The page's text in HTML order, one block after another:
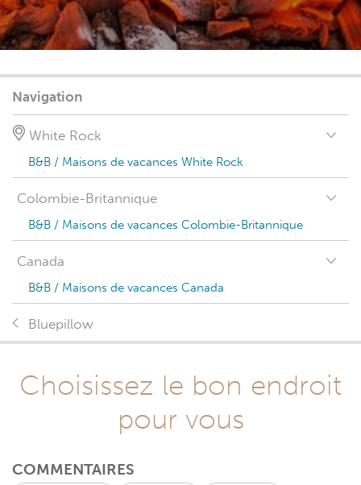
Navigation
White Rock
B&B / Maisons de vacances White Rock
Colombie-Britannique
B&B / Maisons de vacances Colombie-Britannique
Canada
B&B / Maisons de vacances Canada
Bluepillow
Choisissez le bon endroit
pour vous
COMMENTAIRES